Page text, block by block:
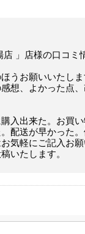
」店様の口コミ
うお願いいたしま
想、よかった点
入出来た。お買
配送が早かった
気軽にご記入お
いたします。